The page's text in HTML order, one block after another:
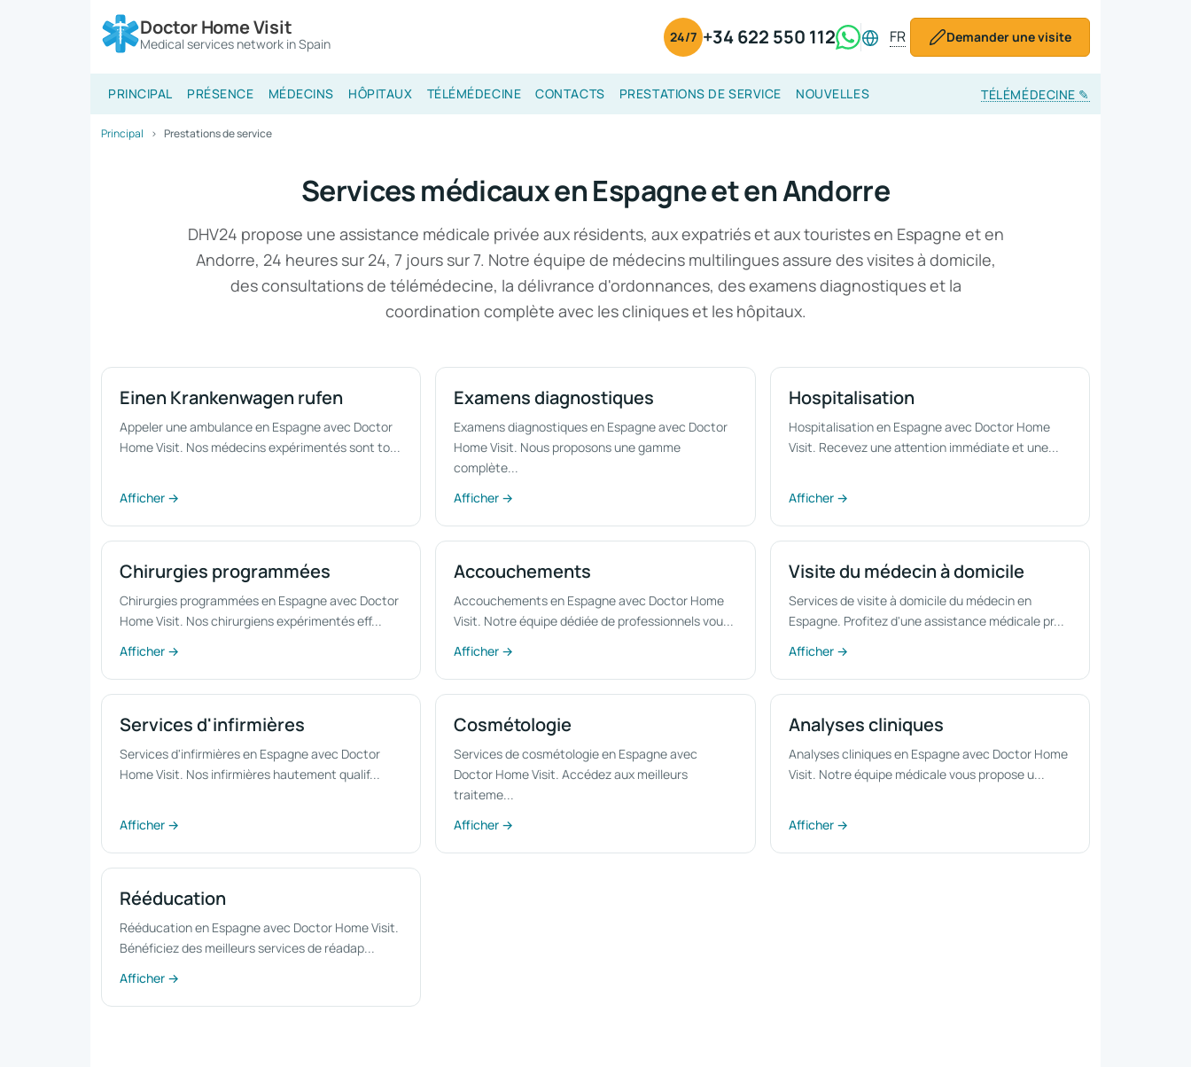
Doctor Home Visit
Medical services network in Spain 24/7 +34 622 550 112 FR Demander une visite
PRINCIPAL PRÉSENCE MÉDECINS HÔPITAUX TÉLÉMÉDECINE CONTACTS PRESTATIONS DE SERVICE NOUVELLES TÉLÉMÉDECINE ✎
Principal Prestations de service
Services médicaux en Espagne et en Andorre
DHV24 propose une assistance médicale privée aux résidents, aux expatriés et aux touristes en Espagne et en
Andorre, 24 heures sur 24, 7 jours sur 7. Notre équipe de médecins multilingues assure des visites à domicile,
des consultations de télémédecine, la délivrance d'ordonnances, des examens diagnostiques et la
coordination complète avec les cliniques et les hôpitaux.
Einen Krankenwagen rufen
Appeler une ambulance en Espagne avec Doctor
Home Visit. Nos médecins expérimentés sont to...
Afficher →
Examens diagnostiques
Examens diagnostiques en Espagne avec Doctor
Home Visit. Nous proposons une gamme
complète...
Afficher →
Hospitalisation
Hospitalisation en Espagne avec Doctor Home
Visit. Recevez une attention immédiate et une...
Afficher →
Chirurgies programmées
Chirurgies programmées en Espagne avec Doctor
Home Visit. Nos chirurgiens expérimentés eff...
Afficher →
Accouchements
Accouchements en Espagne avec Doctor Home
Visit. Notre équipe dédiée de professionnels vou...
Afficher →
Visite du médecin à domicile
Services de visite à domicile du médecin en
Espagne. Profitez d'une assistance médicale pr...
Afficher →
Services d'infirmières
Services d'infirmières en Espagne avec Doctor
Home Visit. Nos infirmières hautement qualif...
Afficher →
Cosmétologie
Services de cosmétologie en Espagne avec
Doctor Home Visit. Accédez aux meilleurs
traiteme...
Afficher →
Analyses cliniques
Analyses cliniques en Espagne avec Doctor Home
Visit. Notre équipe médicale vous propose u...
Afficher →
Rééducation
Rééducation en Espagne avec Doctor Home Visit.
Bénéficiez des meilleurs services de réadap...
Afficher →